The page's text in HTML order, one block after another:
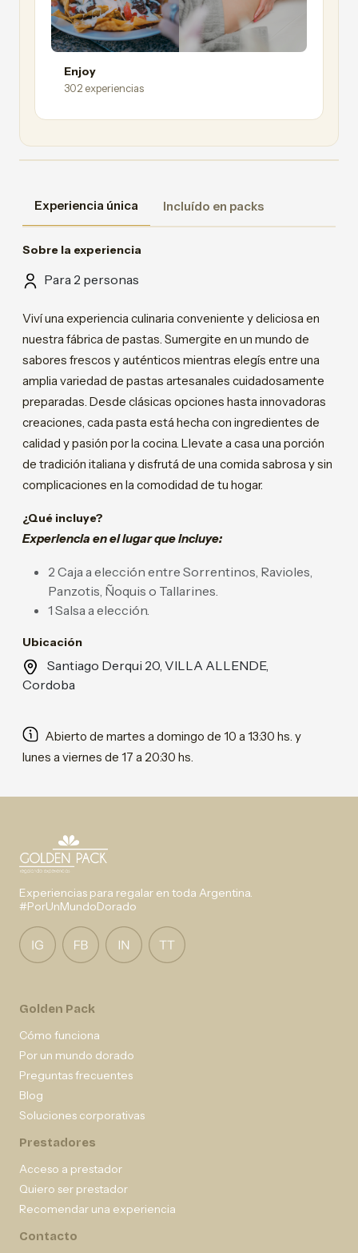
Enjoy
302 experiencias
Experiencia única Incluído en packs
Sobre la experiencia
Para 2 personas
Viví una experiencia culinaria conveniente y deliciosa en
nuestra fábrica de pastas. Sumergite en un mundo de
sabores frescos y auténticos mientras elegís entre una
amplia variedad de pastas artesanales cuidadosamente
preparadas. Desde clásicas opciones hasta innovadoras
creaciones, cada pasta está hecha con ingredientes de
calidad y pasión por la cocina. Llevate a casa una porción
de tradición italiana y disfrutá de una comida sabrosa y sin
complicaciones en la comodidad de tu hogar.
¿Qué incluye?
Experiencia en el lugar que incluye:
2 Caja a elección entre Sorrentinos, Ravioles,
Panzotis, Ñoquis o Tallarines.
1 Salsa a elección.
Ubicación
Santiago Derqui 20, VILLA ALLENDE,
Cordoba
Abierto de martes a domingo de 10 a 13:30 hs. y
lunes a viernes de 17 a 20:30 hs.
Experiencias para regalar en toda Argentina.
#PorUnMundoDorado
Golden Pack
Cómo funciona
Por un mundo dorado
Preguntas frecuentes
Blog
Soluciones corporativas
Prestadores
Acceso a prestador
Quiero ser prestador
Recomendar una experiencia
Contacto